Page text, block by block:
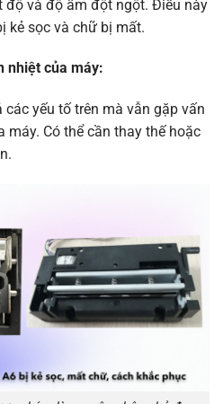
độ và độ ẩm đột ngột. Điều này
kẻ sọc và chữ bị mất.
nhiệt của máy:
yếu tố trên mà vẫn gặp vấn
máy. Có thể cần thay thế hoặc